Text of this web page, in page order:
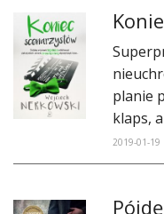
planie
klaps,
2019-01-19